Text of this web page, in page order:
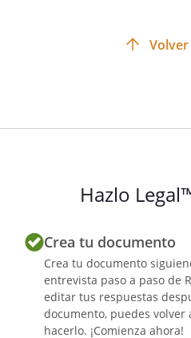
Hazlo
Crea tu documento
Crea tu documento
entrevista paso a paso de
editar tus respuestas
documento, puedes volver
hacerlo. ¡Comienza ahora!